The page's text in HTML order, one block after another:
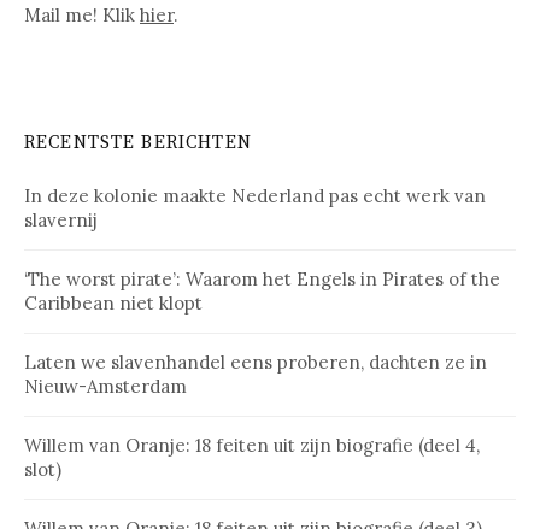
Mail me! Klik hier.
RECENTSTE BERICHTEN
In deze kolonie maakte Nederland pas echt werk van
slavernij
‘The worst pirate’: Waarom het Engels in Pirates of the
Caribbean niet klopt
Laten we slavenhandel eens proberen, dachten ze in
Nieuw-Amsterdam
Willem van Oranje: 18 feiten uit zijn biografie (deel 4,
slot)